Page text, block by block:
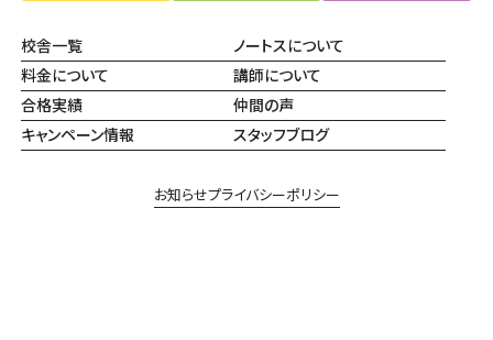
校舎一覧
ノートスについて
料金について
講師について
合格実績
仲間の声
キャンペーン情報
スタッフブログ
お知らせプライバシーポリシー